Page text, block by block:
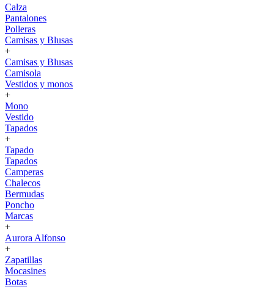
Calza
Pantalones
Polleras
Camisas y Blusas
+
Camisas y Blusas
Camisola
Vestidos y monos
+
Mono
Vestido
Tapados
+
Tapado
Tapados
Camperas
Chalecos
Bermudas
Poncho
Marcas
+
Aurora Alfonso
+
Zapatillas
Mocasines
Botas